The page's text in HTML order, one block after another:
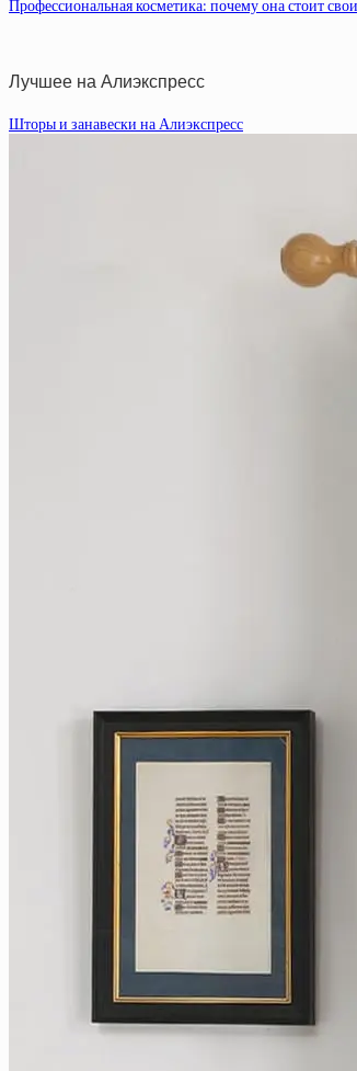
Профессиональная косметика: почему она стоит
Лучшее на Алиэкспресс
Шторы и занавески на Алиэкспресс